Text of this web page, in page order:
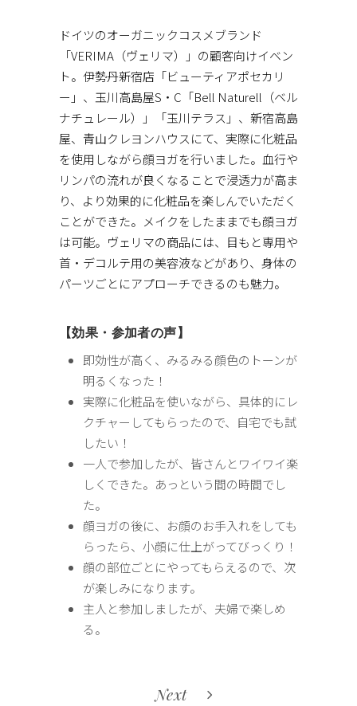
ドイツのオーガニックコスメブランド
「VERIMA（ヴェリマ）」の顧客向けイベン
ト。伊勢丹新宿店「ビューティアポセカリ
ー」、玉川高島屋S・C「Bell Naturell（ベル
ナチュレール）」「玉川テラス」、新宿高島
屋、青山クレヨンハウスにて、実際に化粧品
を使用しながら顔ヨガを行いました。血行や
リンパの流れが良くなることで浸透力が高ま
り、より効果的に化粧品を楽しんでいただく
ことができた。メイクをしたままでも顔ヨガ
は可能。ヴェリマの商品には、目もと専用や
首・デコルテ用の美容液などがあり、身体の
パーツごとにアプローチできるのも魅力。
【効果・参加者の声】
即効性が高く、みるみる顔色のトーンが
明るくなった！
実際に化粧品を使いながら、具体的にレ
クチャーしてもらったので、自宅でも試
したい！
一人で参加したが、皆さんとワイワイ楽
しくできた。あっという間の時間でし
た。
顔ヨガの後に、お顔のお手入れをしても
らったら、小顔に仕上がってびっくり！
顔の部位ごとにやってもらえるので、次
が楽しみになります。
主人と参加しましたが、夫婦で楽しめ
る。
Next